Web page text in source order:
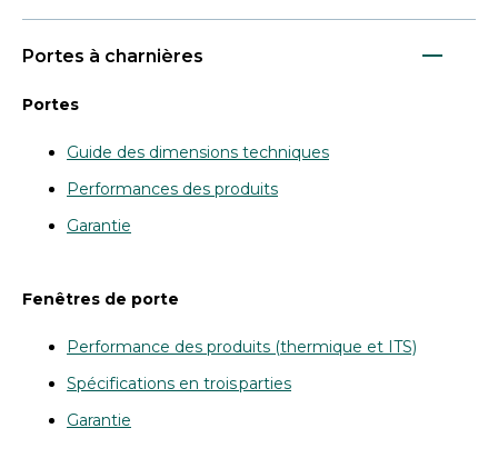
Portes à charnières
Portes
Guide des dimensions techniques
Performances des produits
Garantie
Fenêtres de porte
Performance des produits (thermique et ITS)
Spécifications en trois parties
Garantie